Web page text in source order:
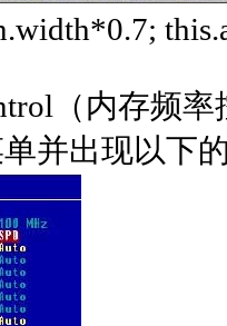
（内存频率
并出现以下